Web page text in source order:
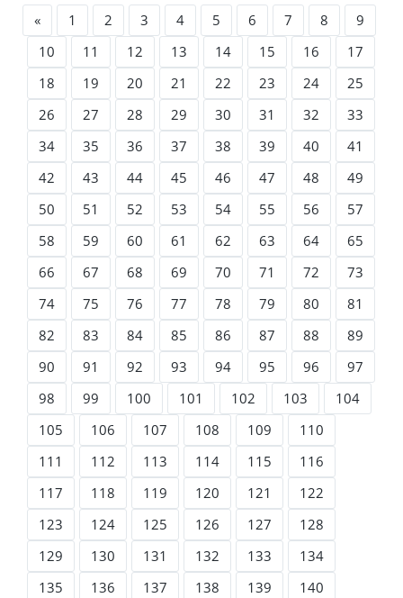
« 1 2 3 4 5 6 7 8
9
10
11 12 13 14 15 16
17
18
19 20 21 22 23 24
25
26
27 28 29 30 31 32
33
34
35 36 37 38 39 40
41
42
43 44 45 46 47 48
49
50
51 52 53 54 55 56
57
58
59 60 61 62 63 64
65
66
67 68 69 70 71 72
73
74
75 76 77 78 79 80
81
82
83 84 85 86 87 88
89
90
91 92 93 94 95 96
97
98
99 100 101 102 103
104
105
106 107 108 109
110
111
112 113 114 115
116
117
118 119 120 121
122
123
124 125 126 127
128
129
130 131 132 133
134
135
136 137 138 139
140